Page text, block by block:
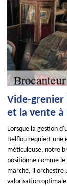
Vide-
et la vente
Lorsque la gestion
Belflou requiert une
méticuleuse, notre
positionne comme
marché, il orchestre
valorisation